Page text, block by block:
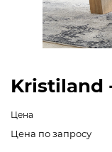
Kristiland
Цена
Цена по запросу